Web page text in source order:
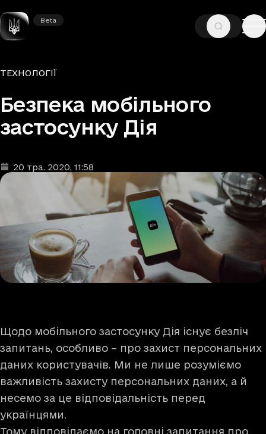
Beta
Beta
ГОЛОВНА —НОВИНИ
Рубрики
ТЕХНОЛОГІЇ
Безпека мобільного
застосунку Дія
Дата та час публікації:
20 тра. 2020, 11:58
Щодо мобільного застосунку Дія існує безліч
запитань, особливо – про захист персональних
даних користувачів. Ми не лише розуміємо
важливість захисту персональних даних, а й
несемо за це відповідальність перед
українцями.
Тому відповідаємо на головні запитання про